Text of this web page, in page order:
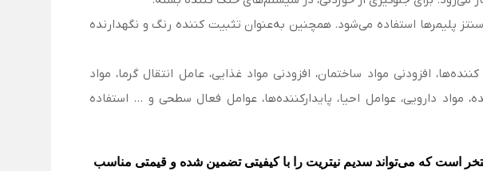
پلیمرها استفاده می‌شود. همچنین به‌عنوان تثبیت کننده رنگ و نگهدارنده
افزودنی مواد ساختمان، افزودنی مواد غذایی، عامل انتقال گرما، مواد
مواد دارویی، عوامل احیا، پایدارکننده‌ها، عوامل فعال سطحی و … استفاده
است که می‌تواند سدیم نیتریت را با کیفیتی تضمین شده و قیمتی مناسب